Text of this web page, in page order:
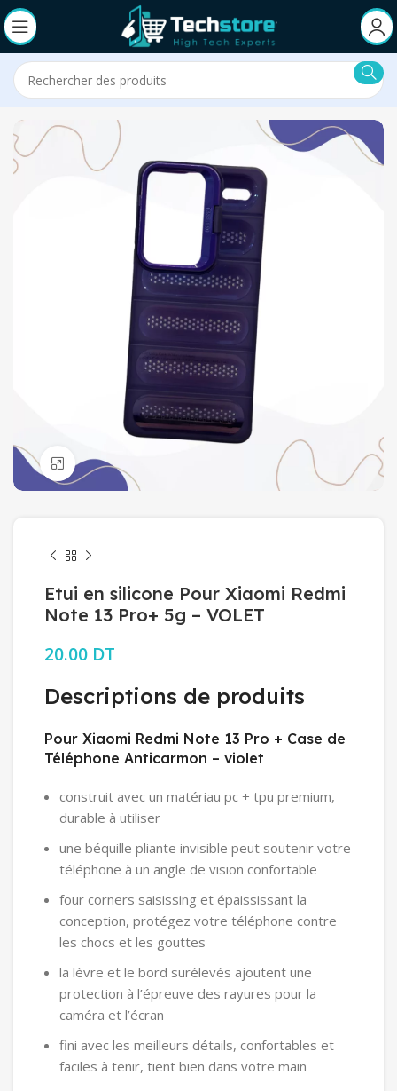
Click to enlarge
Etui en silicone Pour Xiaomi Redmi
Note 13 Pro+ 5g – VOLET
20.00 DT
Descriptions de produits
Pour Xiaomi Redmi Note 13 Pro + Case de
Téléphone Anticarmon – violet
construit avec un matériau pc + tpu premium,
durable à utiliser
une béquille pliante invisible peut soutenir votre
téléphone à un angle de vision confortable
four corners saisissing et épaississant la
conception, protégez votre téléphone contre
les chocs et les gouttes
la lèvre et le bord surélevés ajoutent une
protection à l’épreuve des rayures pour la
caméra et l’écran
fini avec les meilleurs détails, confortables et
faciles à tenir, tient bien dans votre main